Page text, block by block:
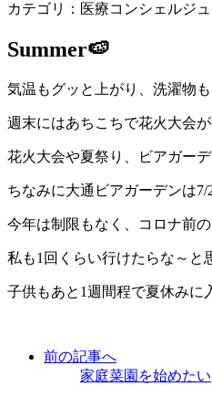
カテゴリ：医療コンシェルジュ
Summer🍉
気温もグッと上がり、洗濯物
週末にはあちこちで花火大会
花火大会や夏祭り、ビアガー
ちなみに大通ビアガーデンは
今年は制限もなく、コロナ前
私も1回くらい行けたらな～と
子供もあと1週間程で夏休みに
前の記事へ
家庭菜園を始めたい